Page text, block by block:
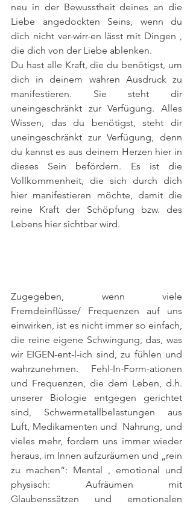
neu in der Bewusstheit deines an die
Liebe angedockten Seins, wenn du
dich nicht ver-wirr-en lässt mit Dingen ,
die dich von der Liebe ablenken.
Du hast alle Kraft, die du benötigst, um
dich in deinem wahren Ausdruck zu
manifestieren. Sie steht dir
uneingeschränkt zur Verfügung. Alles
Wissen, das du benötigst, steht dir
uneingeschränkt zur Verfügung, denn
du kannst es aus deinem Herzen hier in
dieses Sein befördern. Es ist die
Vollkommenheit, die sich durch dich
hier manifestieren möchte, damit die
reine Kraft der Schöpfung bzw. des
Lebens hier sichtbar wird.
Zugegeben, wenn viele
Fremdeinflüsse/ Frequenzen auf uns
einwirken, ist es nicht immer so einfach,
die reine eigene Schwingung, das, was
wir EIGEN-ent-l-ich sind, zu fühlen und
wahrzunehmen. Fehl-In-Form-ationen
und Frequenzen, die dem Leben, d.h.
unserer Biologie entgegen gerichtet
sind, Schwermetallbelastungen aus
Luft, Medikamenten und  Nahrung, und
vieles mehr, fordern uns immer wieder
heraus, im Innen aufzuräumen und „rein
zu machen“: Mental , emotional und
physisch: Aufräumen mit
Glaubenssätzen und emotionalen